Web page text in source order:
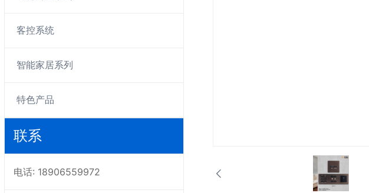
客控系统
智能家居系列
特色产品
联系
电话: 18906559972